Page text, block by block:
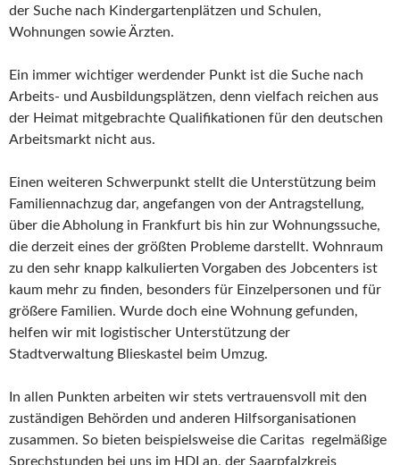
der Suche nach Kindergartenplätzen und Schulen,
Wohnungen sowie Ärzten.
Ein immer wichtiger werdender Punkt ist die Suche nach
Arbeits- und Ausbildungsplätzen, denn vielfach reichen aus
der Heimat mitgebrachte Qualifikationen für den deutschen
Arbeitsmarkt nicht aus.
Einen weiteren Schwerpunkt stellt die Unterstützung beim
Familiennachzug dar, angefangen von der Antragstellung,
über die Abholung in Frankfurt bis hin zur Wohnungssuche,
die derzeit eines der größten Probleme darstellt. Wohnraum
zu den sehr knapp kalkulierten Vorgaben des Jobcenters ist
kaum mehr zu finden, besonders für Einzelpersonen und für
größere Familien. Wurde doch eine Wohnung gefunden,
helfen wir mit logistischer Unterstützung der
Stadtverwaltung Blieskastel beim Umzug.
In allen Punkten arbeiten wir stets vertrauensvoll mit den
zuständigen Behörden und anderen Hilfsorganisationen
zusammen. So bieten beispielsweise die Caritas regelmäßige
Sprechstunden bei uns im HDI an, der Saarpfalzkreis